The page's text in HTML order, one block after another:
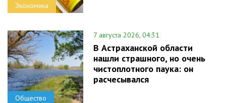
Экономика
Общество
7 августа 2026, 04:31
В Астраханской области
нашли страшного, но очень
чистоплотного паука: он
расчесывался